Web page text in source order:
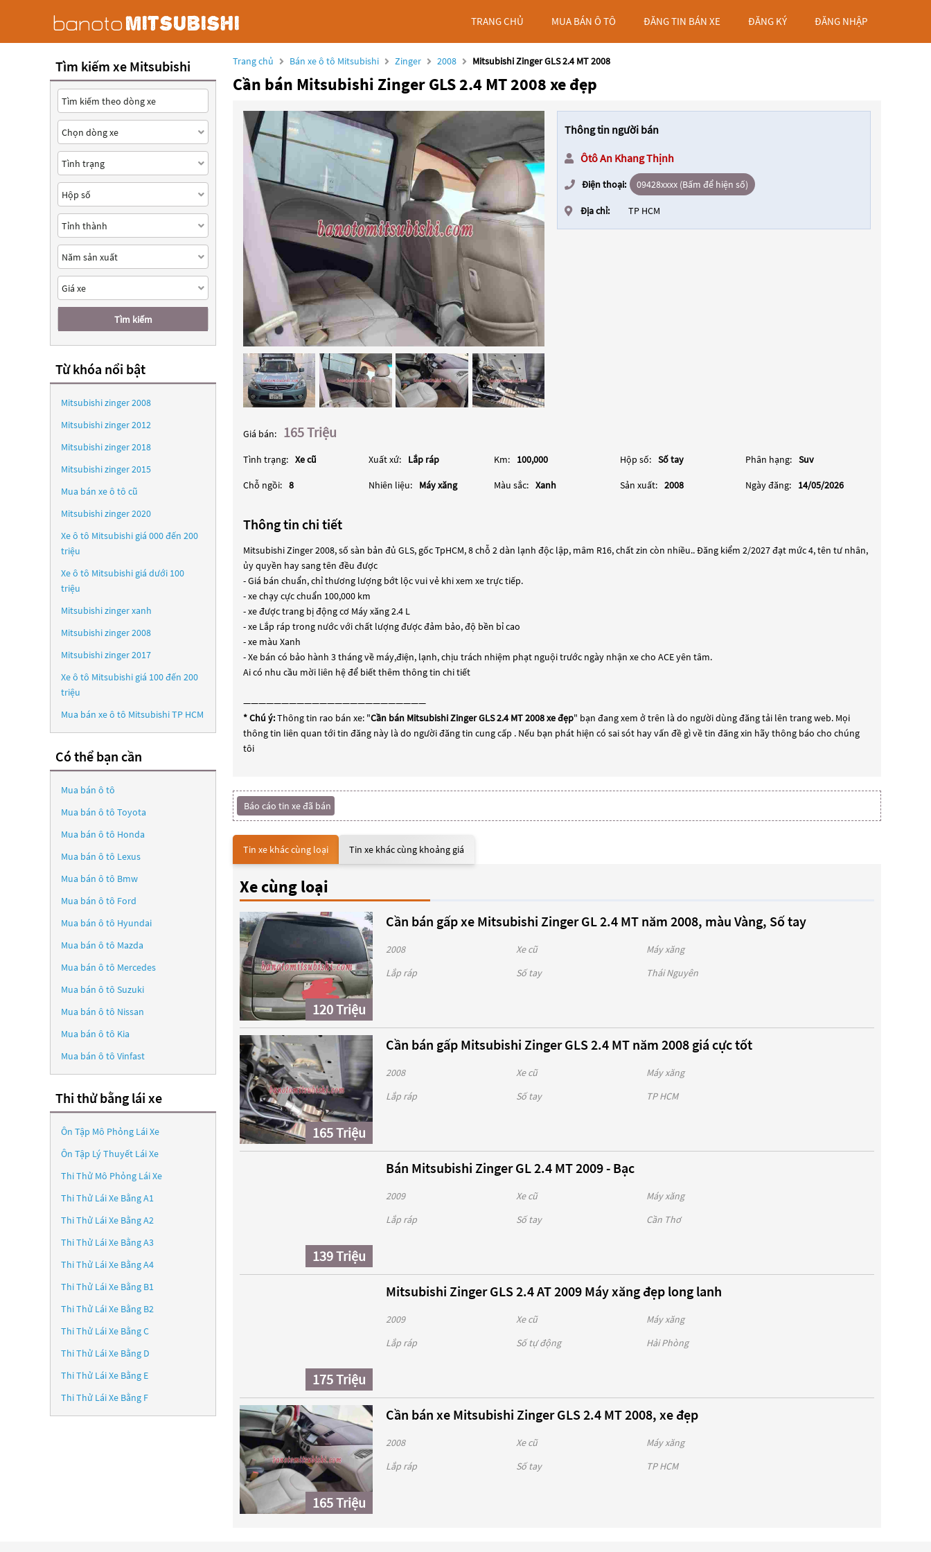
TRANG CHỦ MUA BÁN Ô TÔ ĐĂNG TIN BÁN XE ĐĂNG KÝ ĐĂNG NHẬP
Trang chủ Bán xe ô tô Mitsubishi Zinger 2008 Mitsubishi Zinger GLS 2.4 MT 2008
Cần bán Mitsubishi Zinger GLS 2.4 MT 2008 xe đẹp
Thông tin người bán
Ôtô An Khang Thịnh
Điện thoại: 09428xxxx (Bấm để hiện số)
Địa chỉ: TP HCM
Giá bán: 165 Triệu
Tình trạng: Xe cũ Xuất xứ: Lắp ráp Km: 100,000 Hộp số: Số tay Phân hạng: Suv
Chỗ ngồi: 8 Nhiên liệu: Máy xăng Màu sắc: Xanh Sản xuất: 2008 Ngày đăng: 14/05/2026
Thông tin chi tiết
Mitsubishi Zinger 2008, số sàn bản đủ GLS, gốc TpHCM, 8 chỗ 2 dàn lạnh độc lập, mâm R16, chất zin còn nhiều.. Đăng kiểm 2/2027 đạt mức 4, tên tư nhân,
ủy quyền hay sang tên đều được
- Giá bán chuẩn, chỉ thương lượng bớt lộc vui vẻ khi xem xe trực tiếp.
- xe chạy cực chuẩn 100,000 km
- xe được trang bị động cơ Máy xăng 2.4 L
- xe Lắp ráp trong nước với chất lượng được đảm bảo, độ bền bỉ cao
- xe màu Xanh
- Xe bán có bảo hành 3 tháng về máy,điện, lạnh, chịu trách nhiệm phạt nguội trước ngày nhận xe cho ACE yên tâm.
Ai có nhu cầu mời liên hệ để biết thêm thông tin chi tiết
————————————————————————
* Chú ý:Thông tin rao bán xe: "Cần bán Mitsubishi Zinger GLS 2.4 MT 2008 xe đẹp" bạn đang xem ở trên là do người dùng đăng tải lên trang web. Mọi
thông tin liên quan tới tin đăng này là do người đăng tin cung cấp . Nếu bạn phát hiện có sai sót hay vấn đề gì về tin đăng xin hãy thông báo cho chúng
tôi
Báo cáo tin xe đã bán
Tin xe khác cùng loại Tin xe khác cùng khoảng giá
Xe cùng loại
120 Triệu
Cần bán gấp xe Mitsubishi Zinger GL 2.4 MT năm 2008, màu Vàng, Số tay
2008 Xe cũ
Máy xăng
Lắp ráp
Số tay Thái Nguyên
165 Triệu
Cần bán gấp Mitsubishi Zinger GLS 2.4 MT năm 2008 giá cực tốt
2008 Xe cũ
Máy xăng
Lắp ráp
Số tay TP HCM
139 Triệu
Bán Mitsubishi Zinger GL 2.4 MT 2009 - Bạc
2009 Xe cũ
Máy xăng
Lắp ráp
Số tay Cần Thơ
175 Triệu
Mitsubishi Zinger GLS 2.4 AT 2009 Máy xăng đẹp long lanh
2009 Xe cũ
Máy xăng
Lắp ráp
Số tự động Hải Phòng
165 Triệu
Cần bán xe Mitsubishi Zinger GLS 2.4 MT 2008, xe đẹp
2008 Xe cũ
Máy xăng
Lắp ráp
Số tay TP HCM
Tìm kiếm xe Mitsubishi
Tìm kiếm
Từ khóa nổi bật
Mitsubishi zinger 2008
Mitsubishi zinger 2012
Mitsubishi zinger 2018
Mitsubishi zinger 2015
Mua bán xe ô tô cũ
Mitsubishi zinger 2020
Xe ô tô Mitsubishi giá 000 đến 200
triệu
Xe ô tô Mitsubishi giá dưới 100
triệu
Mitsubishi zinger xanh
Mitsubishi zinger 2008
Mitsubishi zinger 2017
Xe ô tô Mitsubishi giá 100 đến 200
triệu
Mua bán xe ô tô Mitsubishi TP HCM
Có thể bạn cần
Mua bán ô tô
Mua bán ô tô Toyota
Mua bán ô tô Honda
Mua bán ô tô Lexus
Mua bán ô tô Bmw
Mua bán ô tô Ford
Mua bán ô tô Hyundai
Mua bán ô tô Mazda
Mua bán ô tô Mercedes
Mua bán ô tô Suzuki
Mua bán ô tô Nissan
Mua bán ô tô Kia
Mua bán ô tô Vinfast
Thi thử bằng lái xe
Ôn Tập Mô Phỏng Lái Xe
Ôn Tập Lý Thuyết Lái Xe
Thi Thử Mô Phỏng Lái Xe
Thi Thử Lái Xe Bằng A1
Thi Thử Lái Xe Bằng A2
Thi Thử Lái Xe Bằng A3
Thi Thử Lái Xe Bằng A4
Thi Thử Lái Xe Bằng B1
Thi Thử Lái Xe Bằng B2
Thi Thử Lái Xe Bằng C
Thi Thử Lái Xe Bằng D
Thi Thử Lái Xe Bằng E
Thi Thử Lái Xe Bằng F